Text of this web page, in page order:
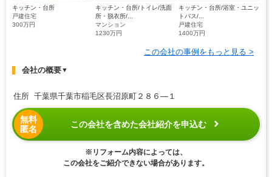
キッチン・台所
戸建住宅
300万円
キッチン・台所/トイレ/洗面
所・脱衣所/...
マンション
1230万円
キッチン・台所/浴室・ユニッ
トバス/...
戸建住宅
1400万円
この会社の事例をもっと見る >
会社の概要▼
住所 千葉県千葉市稲毛区長沼原町２８６―１
無料
匿名
この会社を含めた会社紹介を申込む
※リフォーム内容によっては、
この会社をご紹介できない場合があります。